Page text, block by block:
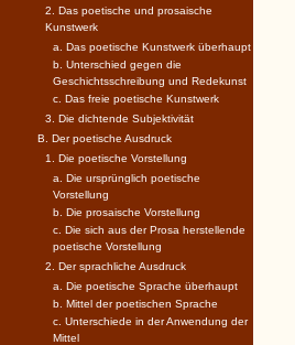
2. Das poetische und prosaische
Kunstwerk
a. Das poetische Kunstwerk überhaupt
b. Unterschied gegen die
Geschichtsschreibung und Redekunst
c. Das freie poetische Kunstwerk
3. Die dichtende Subjektivität
B. Der poetische Ausdruck
1. Die poetische Vorstellung
a. Die ursprünglich poetische
Vorstellung
b. Die prosaische Vorstellung
c. Die sich aus der Prosa herstellende
poetische Vorstellung
2. Der sprachliche Ausdruck
a. Die poetische Sprache überhaupt
b. Mittel der poetischen Sprache
c. Unterschiede in der Anwendung der
Mittel